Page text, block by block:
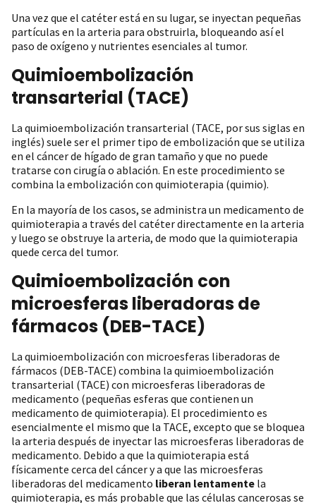
Una vez que el catéter está en su lugar, se inyectan pequeñas
partículas en la arteria para obstruirla, bloqueando así el
paso de oxígeno y nutrientes esenciales al tumor.
Quimioembolización
transarterial (TACE)
La quimioembolización transarterial (TACE, por sus siglas en
inglés) suele ser el primer tipo de embolización que se utiliza
en el cáncer de hígado de gran tamaño y que no puede
tratarse con cirugía o ablación. En este procedimiento se
combina la embolización con quimioterapia (quimio).
En la mayoría de los casos, se administra un medicamento de
quimioterapia a través del catéter directamente en la arteria
y luego se obstruye la arteria, de modo que la quimioterapia
quede cerca del tumor.
Quimioembolización con
microesferas liberadoras de
fármacos (DEB-TACE)
La quimioembolización con microesferas liberadoras de
fármacos (DEB-TACE) combina la quimioembolización
transarterial (TACE) con microesferas liberadoras de
medicamento (pequeñas esferas que contienen un
medicamento de quimioterapia). El procedimiento es
esencialmente el mismo que la TACE, excepto que se bloquea
la arteria después de inyectar las microesferas liberadoras de
medicamento. Debido a que la quimioterapia está
físicamente cerca del cáncer y a que las microesferas
liberadoras del medicamento liberan lentamente la
quimioterapia, es más probable que las células cancerosas se